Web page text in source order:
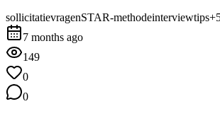
sollicitatievragenSTAR-methodeinterviewtips+
7 months ago
149
0
0